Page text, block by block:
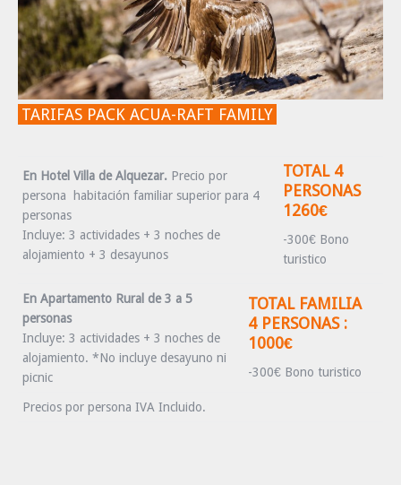
TARIFAS PACK ACUA-RAFT FAMILY
En Hotel Villa de Alquezar. Precio por
persona habitación familiar superior para 4
personas
Incluye: 3 actividades + 3 noches de
alojamiento + 3 desayunos
TOTAL 4
PERSONAS
1260€
-300€ Bono
turistico
En Apartamento Rural de 3 a 5
personas
Incluye: 3 actividades + 3 noches de
alojamiento. *No incluye desayuno ni
picnic
TOTAL FAMILIA
4 PERSONAS :
1000€
-300€ Bono turistico
Precios por persona IVA Incluido.